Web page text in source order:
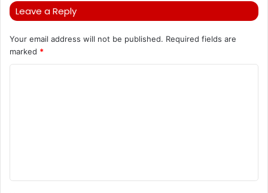
Leave a Reply
Your email address will not be published. Required fields are
marked *
t